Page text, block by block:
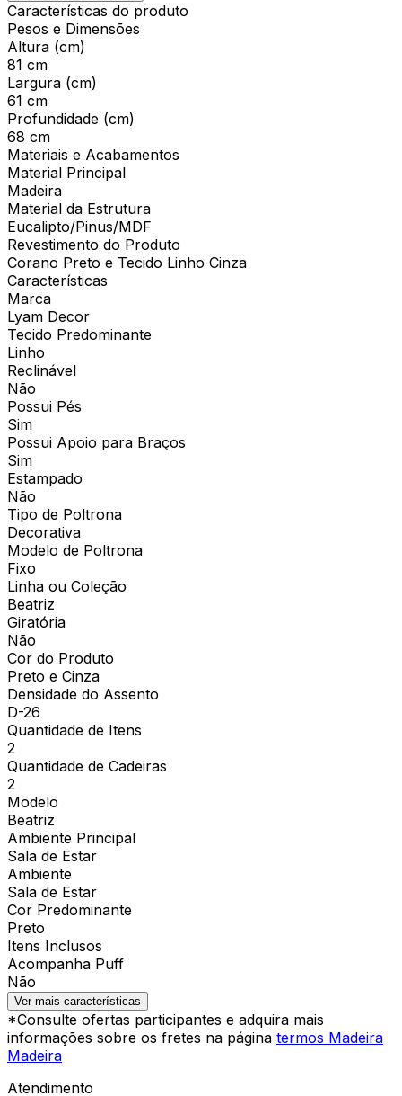
Características do produto
Pesos e Dimensões
Altura (cm)
81 cm
Largura (cm)
61 cm
Profundidade (cm)
68 cm
Materiais e Acabamentos
Material Principal
Madeira
Material da Estrutura
Eucalipto/Pinus/MDF
Revestimento do Produto
Corano Preto e Tecido Linho Cinza
Características
Marca
Lyam Decor
Tecido Predominante
Linho
Reclinável
Não
Possui Pés
Sim
Possui Apoio para Braços
Sim
Estampado
Não
Tipo de Poltrona
Decorativa
Modelo de Poltrona
Fixo
Linha ou Coleção
Beatriz
Giratória
Não
Cor do Produto
Preto e Cinza
Densidade do Assento
D-26
Quantidade de Itens
2
Quantidade de Cadeiras
2
Modelo
Beatriz
Ambiente Principal
Sala de Estar
Ambiente
Sala de Estar
Cor Predominante
Preto
Itens Inclusos
Acompanha Puff
Não
Ver mais características
*Consulte ofertas participantes e adquira mais
informações sobre os fretes na página termos Madeira
Madeira
Atendimento